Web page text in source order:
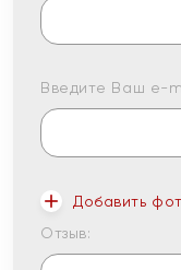
Введите Ваш e-
Добавить
Отзыв: